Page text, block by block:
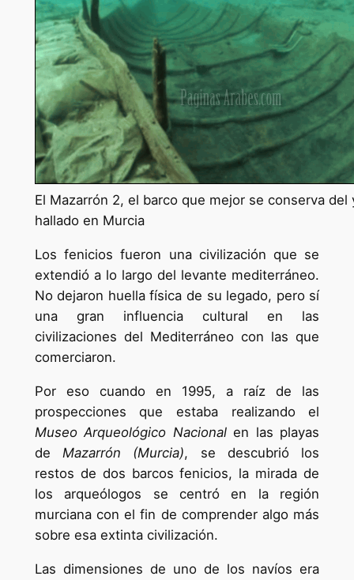
El Mazarrón 2, el barco que mejor se conserva del
hallado en Murcia
Los fenicios fueron una civilización que se
extendió a lo largo del levante mediterráneo.
No dejaron huella física de su legado, pero sí
una gran influencia cultural en las
civilizaciones del Mediterráneo con las que
comerciaron.
Por eso cuando en 1995, a raíz de las
prospecciones que estaba realizando el
Museo Arqueológico Nacionalen las playas
de Mazarrón (Murcia), se descubrió los
restos de dos barcos fenicios, la mirada de
los arqueólogos se centró en la región
murciana con el fin de comprender algo más
sobre esa extinta civilización.
Las dimensiones de uno de los navíos era